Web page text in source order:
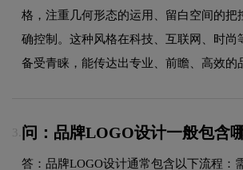
格，注重几何形态的运用、留白空间的把
确控制。这种风格在科技、互联网、时尚
备受青睐，能传达出专业、前瞻、高效的
3. 问：品牌LOGO设计一般包含
答：品牌LOGO设计通常包含以下流程：